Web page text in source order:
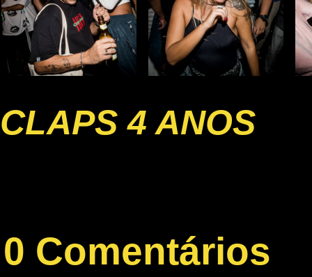
CLAPS 4 ANOS
0 Comentários